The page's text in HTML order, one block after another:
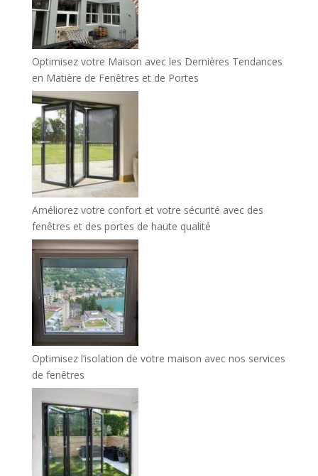
Optimisez votre Maison avec les Dernières Tendances
en Matière de Fenêtres et de Portes
Améliorez votre confort et votre sécurité avec des
fenêtres et des portes de haute qualité
Optimisez l’isolation de votre maison avec nos services
de fenêtres